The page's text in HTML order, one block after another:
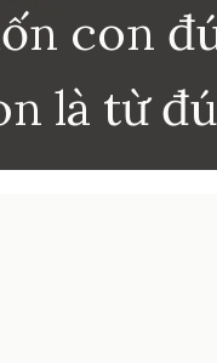
con
là từ